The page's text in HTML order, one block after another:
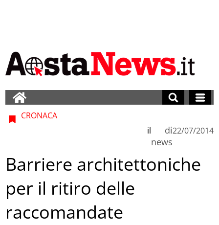
CRONACA
di
news
il 22/07/2014
Barriere architettoniche
per il ritiro delle
raccomandate